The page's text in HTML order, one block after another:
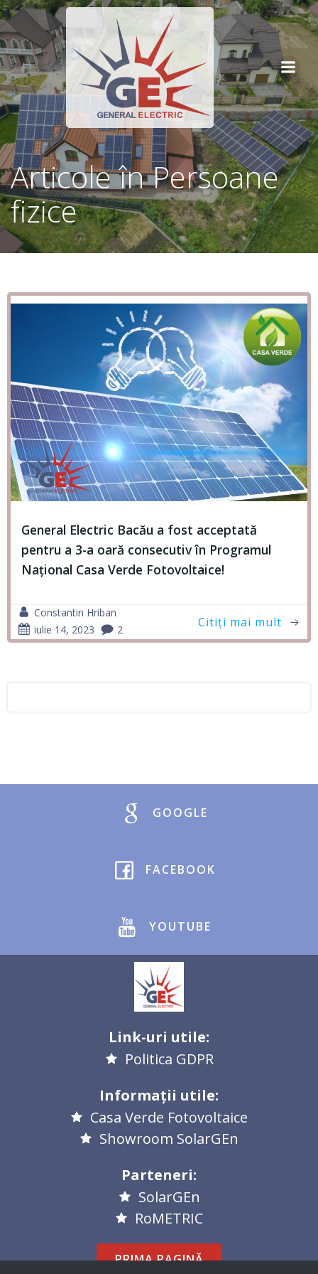
Articole în Persoane
fizice
General Electric Bacău a fost acceptată
pentru a 3-a oară consecutiv în Programul
Național Casa Verde Fotovoltaice!
Constantin Hriban
iulie 14, 2023
2 Citiți mai mult
GOOGLE
FACEBOOK
YOUTUBE
Link-uri utile:
Politica GDPR
Informații utile:
Casa Verde Fotovoltaice
Showroom SolarGEn
Parteneri:
SolarGEn
RoMETRIC
PRIMA PAGINĂ